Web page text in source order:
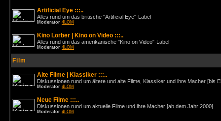
Artificial Eye :::..
Alles rund um das britische "Artificial Eye"-Label
Moderator 4LOM
Kino Lorber | Kino on Video :::..
Alles rund um das amerikanische "Kino on Video"-Label
Moderator 4LOM
Film
Alte Filme | Klassiker :::..
Diskussionen rund um ältere und alte Filme, Klassiker und ihre Macher [bis
Moderator 4LOM
Neue Filme :::..
Diskussionen rund um aktuelle Filme und ihre Macher [ab dem Jahr 2000]
Moderator 4LOM